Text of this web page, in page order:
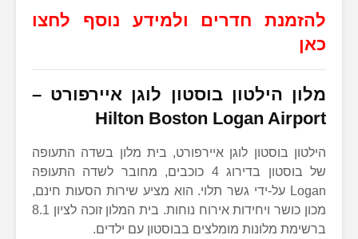
להזמנת חדרים ולמידע נוסף לחצו
כאן
מלון הילטון בוסטון לוגן איירפורט –
Hilton Boston Logan Airport
הילטון בוסטון לוגן איירפורט, בית מלון בשדה התעופה
של בוסטון בדירוג 4 כוכבים, מחובר לשדה התעופה
Logan על-ידי גשר תלוי. הוא מציע שירות הסעות חינם,
מכון כושר ויחידות אירוח נוחות. בית המלון זוכה לציון 8.1
ברשימת מלונות מומלצים בבוסטון עם ילדים.